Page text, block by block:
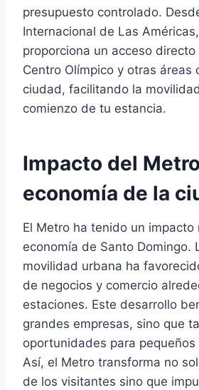
presupuesto controlado.
Internacional de Las
proporciona un acceso
Centro Olímpico y otras áreas
ciudad, facilitando la
comienzo de tu estancia.
Impacto del
economía de la
El Metro ha tenido un impacto
economía de Santo Domingo.
movilidad urbana ha
de negocios y comercio
estaciones. Este desarrollo
grandes empresas, sino que
oportunidades para
Así, el Metro transforma no
de los visitantes sino que